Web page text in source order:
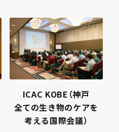
ICAC KOBE​（神戸
全ての​生き物の​ケアを​
考える​国際会議）